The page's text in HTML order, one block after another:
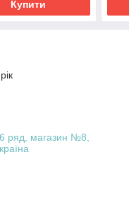
Купити
ряд, магазин №8,